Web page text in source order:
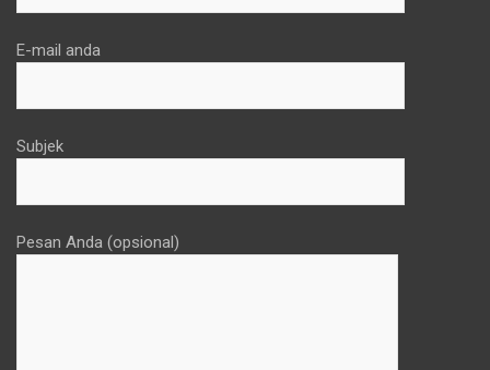
E-mail anda
Subjek
Pesan Anda (opsional)